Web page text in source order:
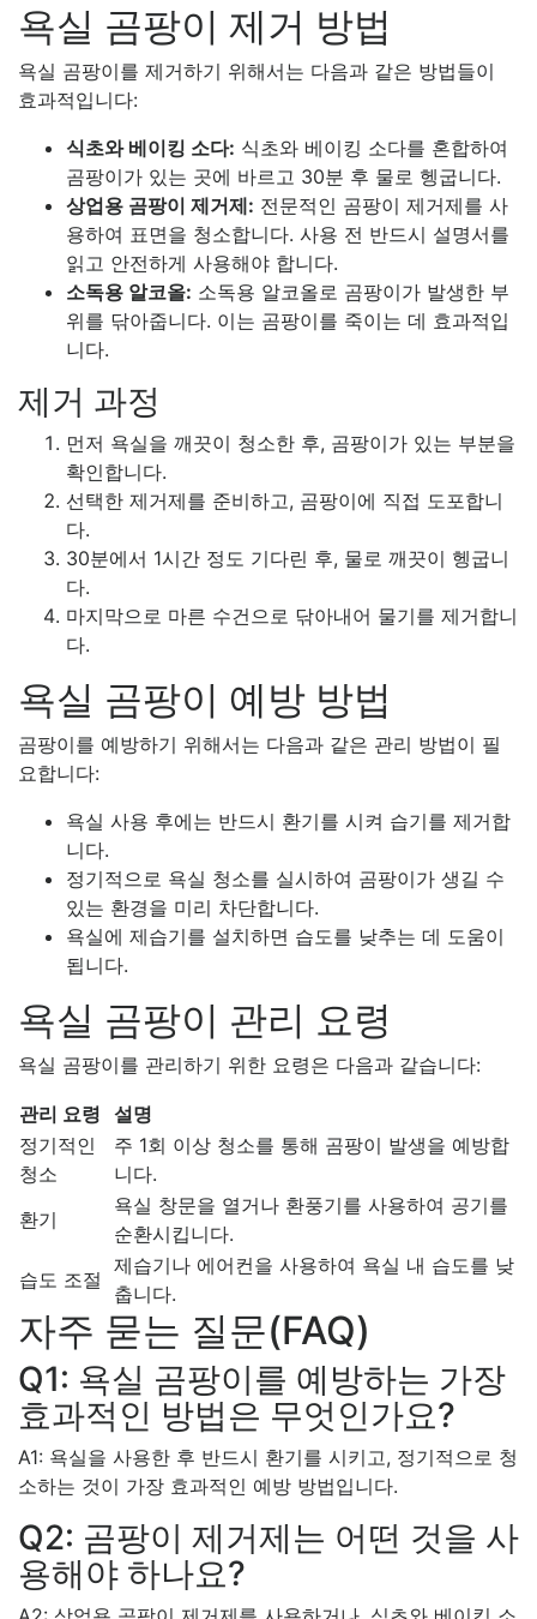
욕실 곰팡이 제거 방법
욕실 곰팡이를 제거하기 위해서는 다음과 같은 방법들이
효과적입니다:
식초와 베이킹 소다: 식초와 베이킹 소다를 혼합하여
곰팡이가 있는 곳에 바르고 30분 후 물로 헹굽니다.
상업용 곰팡이 제거제: 전문적인 곰팡이 제거제를 사
용하여 표면을 청소합니다. 사용 전 반드시 설명서를
읽고 안전하게 사용해야 합니다.
소독용 알코올: 소독용 알코올로 곰팡이가 발생한 부
위를 닦아줍니다. 이는 곰팡이를 죽이는 데 효과적입
니다.
제거 과정
먼저 욕실을 깨끗이 청소한 후, 곰팡이가 있는 부분을
확인합니다.
선택한 제거제를 준비하고, 곰팡이에 직접 도포합니
다.
30분에서 1시간 정도 기다린 후, 물로 깨끗이 헹굽니
다.
마지막으로 마른 수건으로 닦아내어 물기를 제거합니
다.
욕실 곰팡이 예방 방법
곰팡이를 예방하기 위해서는 다음과 같은 관리 방법이 필
요합니다:
욕실 사용 후에는 반드시 환기를 시켜 습기를 제거합
니다.
정기적으로 욕실 청소를 실시하여 곰팡이가 생길 수
있는 환경을 미리 차단합니다.
욕실에 제습기를 설치하면 습도를 낮추는 데 도움이
됩니다.
욕실 곰팡이 관리 요령
욕실 곰팡이를 관리하기 위한 요령은 다음과 같습니다:
관리 요령 설명
정기적인
청소
주 1회 이상 청소를 통해 곰팡이 발생을 예방합
니다.
환기
욕실 창문을 열거나 환풍기를 사용하여 공기를
순환시킵니다.
습도 조절
제습기나 에어컨을 사용하여 욕실 내 습도를 낮
춥니다.
자주 묻는 질문(FAQ)
Q1: 욕실 곰팡이를 예방하는 가장
효과적인 방법은 무엇인가요?
A1: 욕실을 사용한 후 반드시 환기를 시키고, 정기적으로 청
소하는 것이 가장 효과적인 예방 방법입니다.
Q2: 곰팡이 제거제는 어떤 것을 사
용해야 하나요?